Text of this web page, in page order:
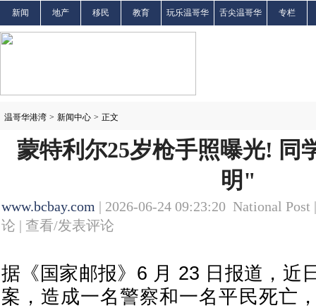
新闻 地产 移民 教育 玩乐温哥华 舌尖温哥华 专栏
温哥华港湾 > 新闻中心 > 正文
蒙特利尔25岁枪手照曝光! 同
明"
www.bcbay.com | 2026-06-24 09:23:20 National Post
论 | 查看/发表评论
据《国家邮报》6 月 23 日报道，近
案，造成一名警察和一名平民死亡